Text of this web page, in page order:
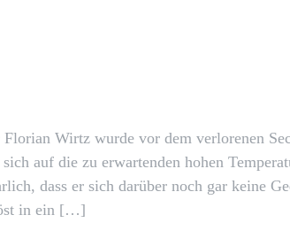
Wirtz wurde vor dem verlorenen
auf die zu erwartenden hohen
dass er sich darüber noch gar keine
in ein […]